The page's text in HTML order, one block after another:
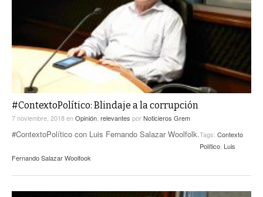
#ContextoPolítico: Blindaje a la corrupción
7 noviembre, 2018enOpinión relevantes porNoticieros Grem
#ContextoPolítico con Luis Fernando Salazar Woolfolk.Tags: Contexto
Político Luis
Fernando Salazar Woolfook